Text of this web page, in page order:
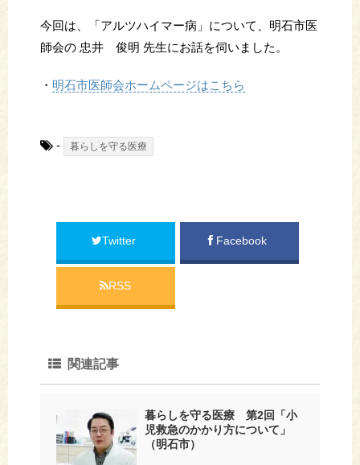
今回は、「アルツハイマー病」について、明石市医
師会の 忠井 俊明 先生にお話を伺いました。
・ 明石市医師会ホームページはこちら
- 暮らしを守る医療
Twitter Facebook
RSS
関連記事
暮らしを守る医療 第2回「小
児救急のかかり方について」
（明石市）